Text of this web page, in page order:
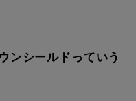
ンシールドっていう